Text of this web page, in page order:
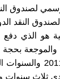
لصندوق
النقد
هو الذي
والموجعة
ثلاث سنوات